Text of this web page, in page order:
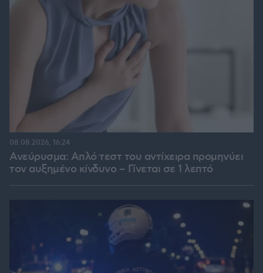
Ανεύρυσμα: Απλό τεστ του αντίχειρα προμηνύει
τον αυξημένο κίνδυνο – Γίνεται σε 1 λεπτό
08.08.2026, 16:24